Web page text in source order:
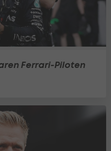
Ferrari-Piloten